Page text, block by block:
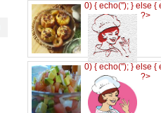
0) { echo(''); } else {
?>
0) { echo(''); } else {
?>